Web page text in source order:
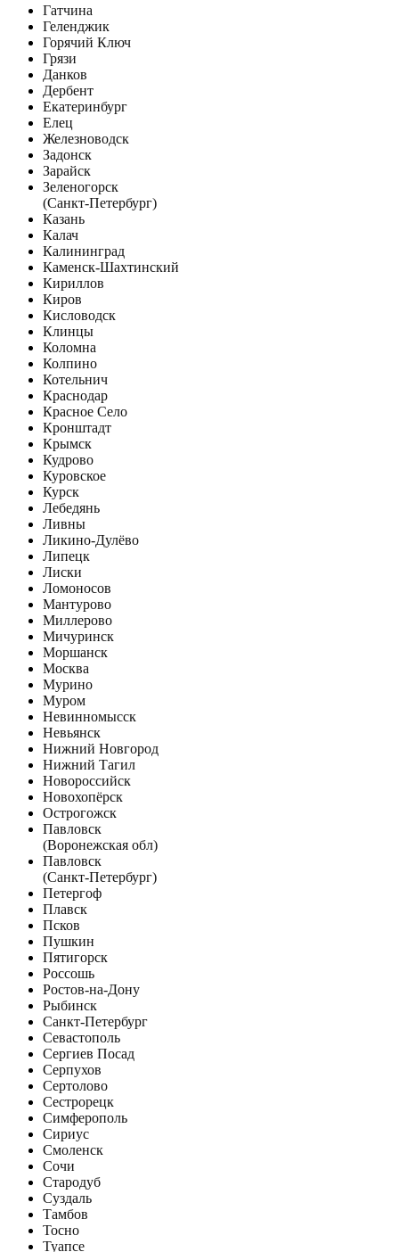
Гатчина
Геленджик
Горячий Ключ
Грязи
Данков
Дербент
Екатеринбург
Елец
Железноводск
Задонск
Зарайск
Зеленогорск
(Санкт-Петербург)
Казань
Калач
Калининград
Каменск-Шахтинский
Кириллов
Киров
Кисловодск
Клинцы
Коломна
Колпино
Котельнич
Краснодар
Красное Село
Кронштадт
Крымск
Кудрово
Куровское
Курск
Лебедянь
Ливны
Ликино-Дулёво
Липецк
Лиски
Ломоносов
Мантурово
Миллерово
Мичуринск
Моршанск
Москва
Мурино
Муром
Невинномысск
Невьянск
Нижний Новгород
Нижний Тагил
Новороссийск
Новохопёрск
Острогожск
Павловск
(Воронежская обл)
Павловск
(Санкт-Петербург)
Петергоф
Плавск
Псков
Пушкин
Пятигорск
Россошь
Ростов-на-Дону
Рыбинск
Санкт-Петербург
Севастополь
Сергиев Посад
Серпухов
Сертолово
Сестрорецк
Симферополь
Сириус
Смоленск
Сочи
Стародуб
Суздаль
Тамбов
Тосно
Туапсе